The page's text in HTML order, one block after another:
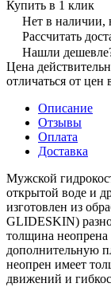
Купить в 1 клик
Нет в наличии,
Рассчитать
Нашли
Цена
отличаться от
Описание
Отзывы
Оплата
Доставка
Мужской
открытой воде и
изготовлен из
GLIDESKIN)
толщина неопрена
дополнительную
неопрен имеет
движений и